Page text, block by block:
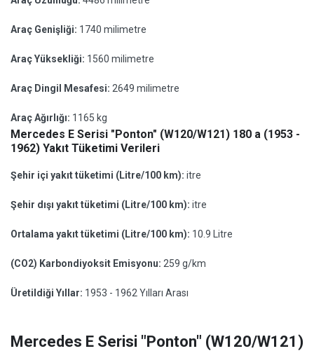
Araç Genişliği: 1740 milimetre
Araç Yüksekliği: 1560 milimetre
Araç Dingil Mesafesi: 2649 milimetre
Araç Ağırlığı: 1165 kg
Mercedes E Serisi "Ponton" (W120/W121) 180 a (1953 -
1962) Yakıt Tüketimi Verileri
Şehir içi yakıt tüketimi (Litre/100 km): itre
Şehir dışı yakıt tüketimi (Litre/100 km): itre
Ortalama yakıt tüketimi (Litre/100 km): 10.9 Litre
(CO2) Karbondiyoksit Emisyonu: 259 g/km
Üretildiği Yıllar: 1953 - 1962 Yılları Arası
Mercedes E Serisi "Ponton" (W120/W121)